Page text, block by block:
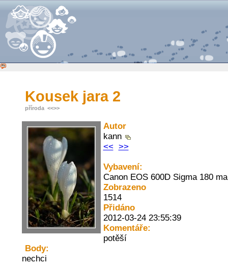
Kousek jara 2
příroda <<>>
Autor
kann
<< >>
Vybavení:
Canon EOS 600D Sigma 180
Zobrazeno
1514
Přidáno
2012-03-24 23:55:39
Komentáře:
potěší
Body:
nechci